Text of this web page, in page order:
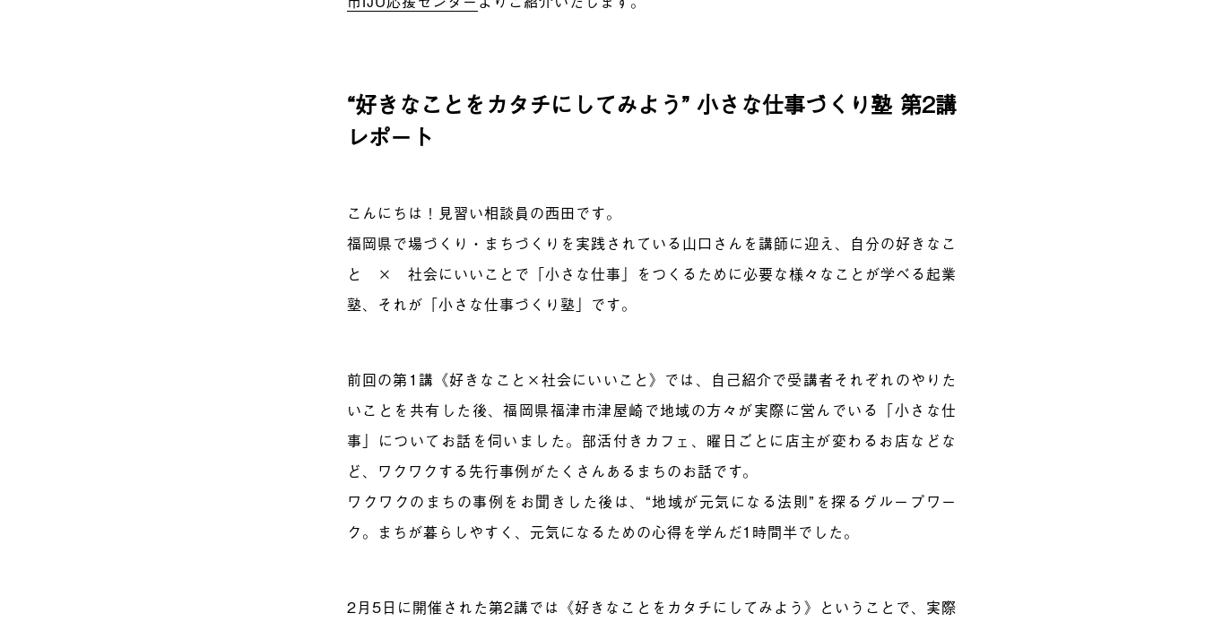
“好きなことをカタチにしてみよう” 小さな仕事づくり塾 第2講
レポート
こんにちは！見習い相談員の西田です。
福岡県で場づくり・まちづくりを実践されている山口さんを講師に迎え、自分の好きなこ
と × 社会にいいことで「小さな仕事」をつくるために必要な様々なことが学べる起業
塾、それが「小さな仕事づくり塾」です。
前回の第1講《好きなこと×社会にいいこと》では、自己紹介で受講者それぞれのやりた
いことを共有した後、福岡県福津市津屋崎で地域の方々が実際に営んでいる「小さな仕
事」についてお話を伺いました。部活付きカフェ、曜日ごとに店主が変わるお店などな
ど、ワクワクする先行事例がたくさんあるまちのお話です。
ワクワクのまちの事例をお聞きした後は、“地域が元気になる法則”を探るグループワー
ク。まちが暮らしやすく、元気になるための心得を学んだ1時間半でした。
2月5日に開催された第2講では《好きなことをカタチにしてみよう》ということで、実際